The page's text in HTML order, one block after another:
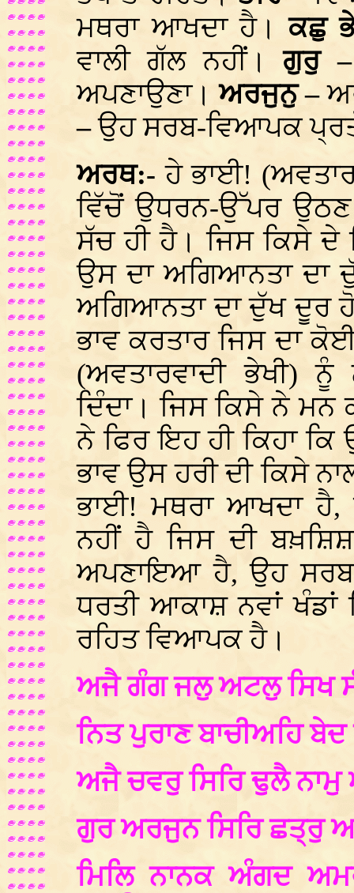
ਮਥਰਾ ਆਖਦਾ ਹੈ।ਕਛੁ
ਵਾਲੀ ਗੱਲ ਨਹੀਂ।ਗੁਰੁ
ਅਪਣਾਉਣਾ।ਅਰਜੁਨੁ –
–ਉਹ ਸਰਬ-ਵਿਆਪਕ
ਅਰਥ:-ਹੇ ਭਾਈ!
ਵਿੱਚੋਂ ਉਧਰਨ-ਉੱਪਰ
ਸੱਚ ਹੀ ਹੈ। ਜਿਸ ਕਿਸੇ
ਉਸ ਦਾ ਅਗਿਆਨਤਾ ਦਾ
ਅਗਿਆਨਤਾ ਦਾ ਦੁੱਖ ਦੂਰ
ਭਾਵ ਕਰਤਾਰ ਜਿਸ ਦਾ
(ਅਵਤਾਰਵਾਦੀ ਭੇਖੀ) ਨੂੰ
ਦਿੰਦਾ। ਜਿਸ ਕਿਸੇ ਨੇ
ਨੇ ਫਿਰ ਇਹ ਹੀ ਕਿਹਾ
ਭਾਵ ਉਸ ਹਰੀ ਦੀ ਕਿਸੇ
ਭਾਈ! ਮਥਰਾ ਆਖਦਾ
ਨਹੀਂ ਹੈ ਜਿਸ ਦੀ
ਅਪਣਾਇਆ ਹੈ, ਉਹ
ਧਰਤੀ ਆਕਾਸ਼ ਨਵਾਂ ਖੰਡਾਂ
ਰਹਿਤ ਵਿਆਪਕ ਹੈ।
ਅਜੈ ਗੰਗ ਜਲੁ ਅਟਲੁ ਸਿਖ
ਨਿਤ ਪੁਰਾਣ ਬਾਚੀਅਹਿ
ਅਜੈ ਚਵਰੁ ਸਿਰਿ ਢੁਲੈ
ਗੁਰ ਅਰਜੁਨ ਸਿਰਿ ਛਤ੍ਰੁ
ਮਿਲਿ ਨਾਨਕ ਅੰਗਦ